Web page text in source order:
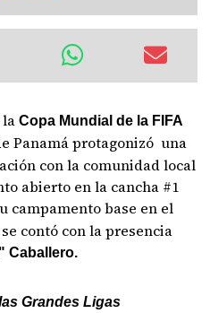
laCopa Mundial de la FIFA
Panamá protagonizó una
con la comunidad local
abierto en la cancha #1
campamento base en el
contó con la presencia
Caballero.
Grandes Ligas